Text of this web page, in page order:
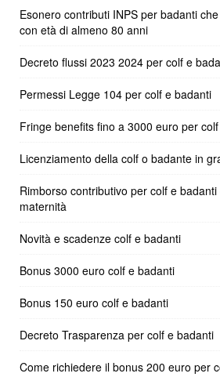
Esonero contributi INPS per badanti
con età di almeno 80 anni
Decreto flussi 2023 2024 per colf e
Permessi Legge 104 per colf e badanti
Fringe benefits fino a 3000 euro per
Licenziamento della colf o badante in
Rimborso contributivo per colf e
maternità
Novità e scadenze colf e badanti
Bonus 3000 euro colf e badanti
Bonus 150 euro colf e badanti
Decreto Trasparenza per colf e badanti
Come richiedere il bonus 200 euro per